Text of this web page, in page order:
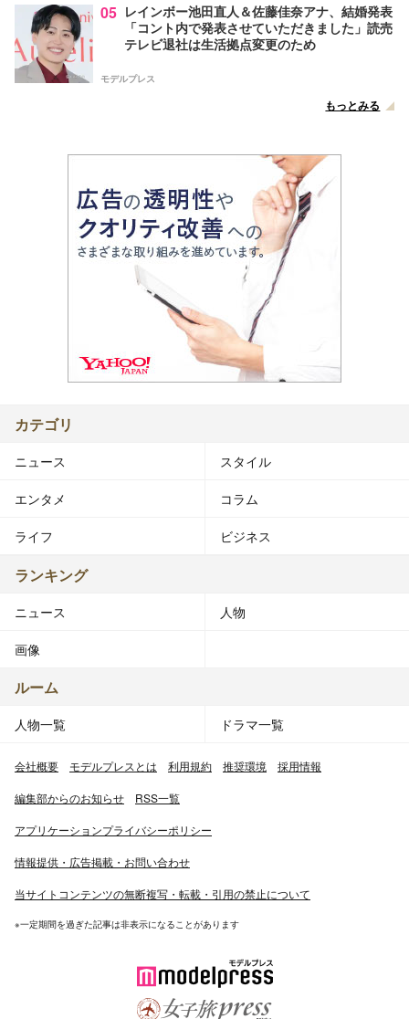
05 レインボー池田直人＆佐藤佳奈アナ、結婚発表
「コント内で発表させていただきました」読売
テレビ退社は生活拠点変更のため
モデルプレス
もっとみる
カテゴリ
ニュース スタイル
エンタメ コラム
ライフ ビジネス
ランキング
ニュース 人物
画像
ルーム
人物一覧 ドラマ一覧
会社概要 モデルプレスとは 利用規約 推奨環境 採用情報
編集部からのお知らせ RSS一覧
アプリケーションプライバシーポリシー
情報提供・広告掲載・お問い合わせ
当サイトコンテンツの無断複写・転載・引用の禁止について
※一定期間を過ぎた記事は非表示になることがあります